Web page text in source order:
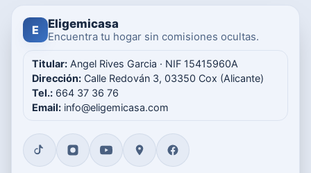
E Eligemicasa
Encuentra tu hogar sin comisiones ocultas.
Titular: Angel Rives Garcia · NIF 15415960A
Dirección: Calle Redován 3, 03350 Cox (Alicante)
Tel.: 664 37 36 76
Email: info@eligemicasa.com